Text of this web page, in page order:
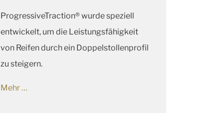
ProgressiveTraction® wurde speziell
entwickelt, um die Leistungsfähigkeit
von Reifen durch ein Doppelstollenprofil
zu steigern.
Mehr …